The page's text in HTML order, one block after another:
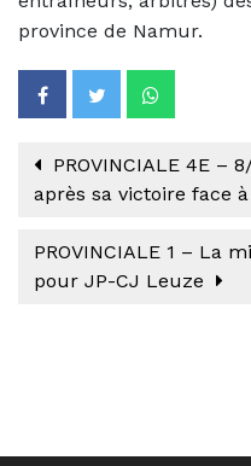
province de Namur.
PROVINCIALE 4E –
après sa victoire face
PROVINCIALE 1 – La
pour JP-CJ Leuze